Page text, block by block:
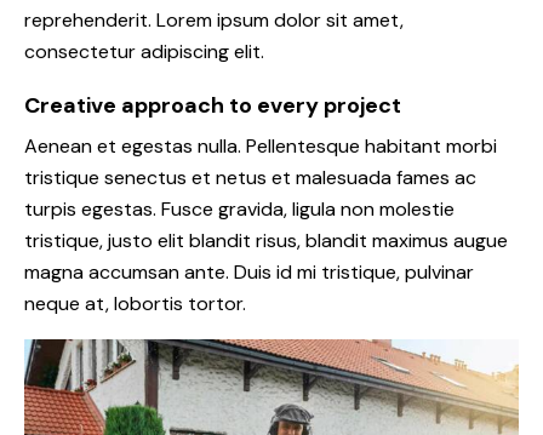
reprehenderit. Lorem ipsum dolor sit amet,
consectetur adipiscing elit.
Creative approach to every project
Aenean et egestas nulla. Pellentesque habitant morbi
tristique senectus et netus et malesuada fames ac
turpis egestas. Fusce gravida, ligula non molestie
tristique, justo elit blandit risus, blandit maximus augue
magna accumsan ante. Duis id mi tristique, pulvinar
neque at, lobortis tortor.